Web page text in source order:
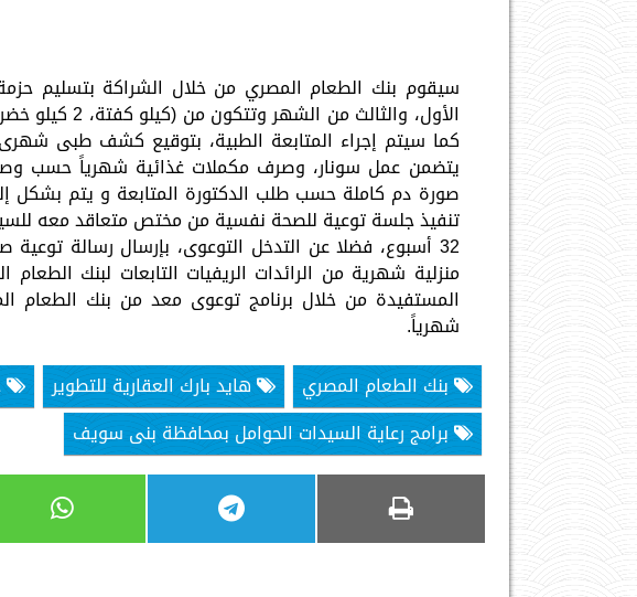
سيقوم بنك الطعام المصري من خلال الشراكة بتسليم
كما سيتم إجراء المتابعة الطبية، بتوقيع كشف طبى
يتضمن عمل سونار، وصرف مكملات غذائية شهرياً حسب
صورة دم كاملة حسب طلب الدكتورة المتابعة و يتم بشكل
32 أسبوع، فضلا عن التدخل التوعوى، بإرسال رسالة
منزلية شهرية من الرائدات الريفيات التابعات لبنك
المستفيدة من خلال برنامج توعوى معد من بنك الطعام
شهرياً.
بنك الطعام المصري
هايد بارك العقارية للتطوير
برامج رعاية السيدات الحوامل بمحافظة بنى سويف